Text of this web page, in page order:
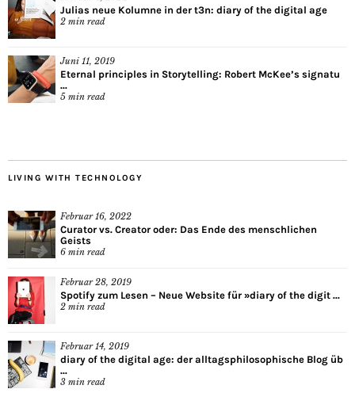
Julias neue Kolumne in der t3n: diary of the digital age
2 min read
Juni 11, 2019
Eternal principles in Storytelling: Robert McKee’s signatu
...
5 min read
LIVING WITH TECHNOLOGY
Februar 16, 2022
Curator vs. Creator oder: Das Ende des menschlichen
Geists
6 min read
Februar 28, 2019
Spotify zum Lesen – Neue Website für »diary of the digit ...
2 min read
Februar 14, 2019
diary of the digital age: der alltagsphilosophische Blog üb
...
3 min read